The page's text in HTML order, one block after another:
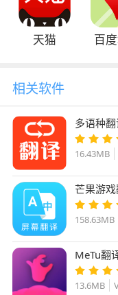
天猫 百
相关软件
多语种
16.43MB
芒果游
版
158.63MB
MeTu翻
版
13.6MB